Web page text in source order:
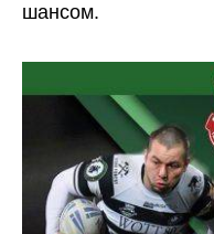
шансом.